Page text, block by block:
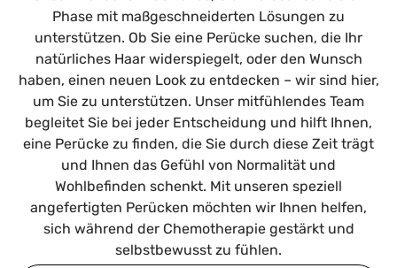
Phase mit maßgeschneiderten Lösungen zu
unterstützen. Ob Sie eine Perücke suchen, die Ihr
natürliches Haar widerspiegelt, oder den Wunsch
haben, einen neuen Look zu entdecken – wir sind hier,
um Sie zu unterstützen. Unser mitfühlendes Team
begleitet Sie bei jeder Entscheidung und hilft Ihnen,
eine Perücke zu finden, die Sie durch diese Zeit trägt
und Ihnen das Gefühl von Normalität und
Wohlbefinden schenkt. Mit unseren speziell
angefertigten Perücken möchten wir Ihnen helfen,
sich während der Chemotherapie gestärkt und
selbstbewusst zu fühlen.